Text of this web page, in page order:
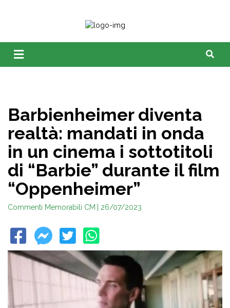
Barbienheimer diventa
realtà: mandati in onda
in un cinema i sottotitoli
di “Barbie” durante il film
“Oppenheimer”
Commenti Memorabili CM | 26/07/2023